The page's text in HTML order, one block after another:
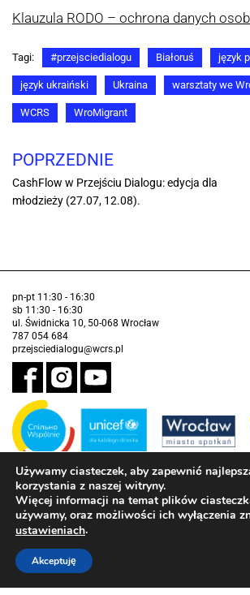
Klauzula RODO – ochrona danych
Tagi: #przejsciedialogu Białoruś język
język ukraiński Ukraina warsztaty we
WCRS WroMigrant
POPRZEDNIE
CashFlow w Przejściu Dialogu: edycja dla
młodzieży (27.07, 12.08).
pn-pt 11:30 - 16:30
sb 11:30 - 16:30
ul. Świdnicka 10, 50-068 Wrocław
787 054 684
przejsciedialogu@wcrs.pl
Zadanie realizowane ze środków Gminy Wrocław w
Funduszem Narodów Zjednoczonych na Rzecz Dzieci
Deklaracja dostępności
Używamy ciasteczek, aby zapewnić
korzystania z naszej witryny.
Więcej informacji na temat plików
używamy, oraz możliwości ich wyłączenia
ustawieniach.
Akceptuję